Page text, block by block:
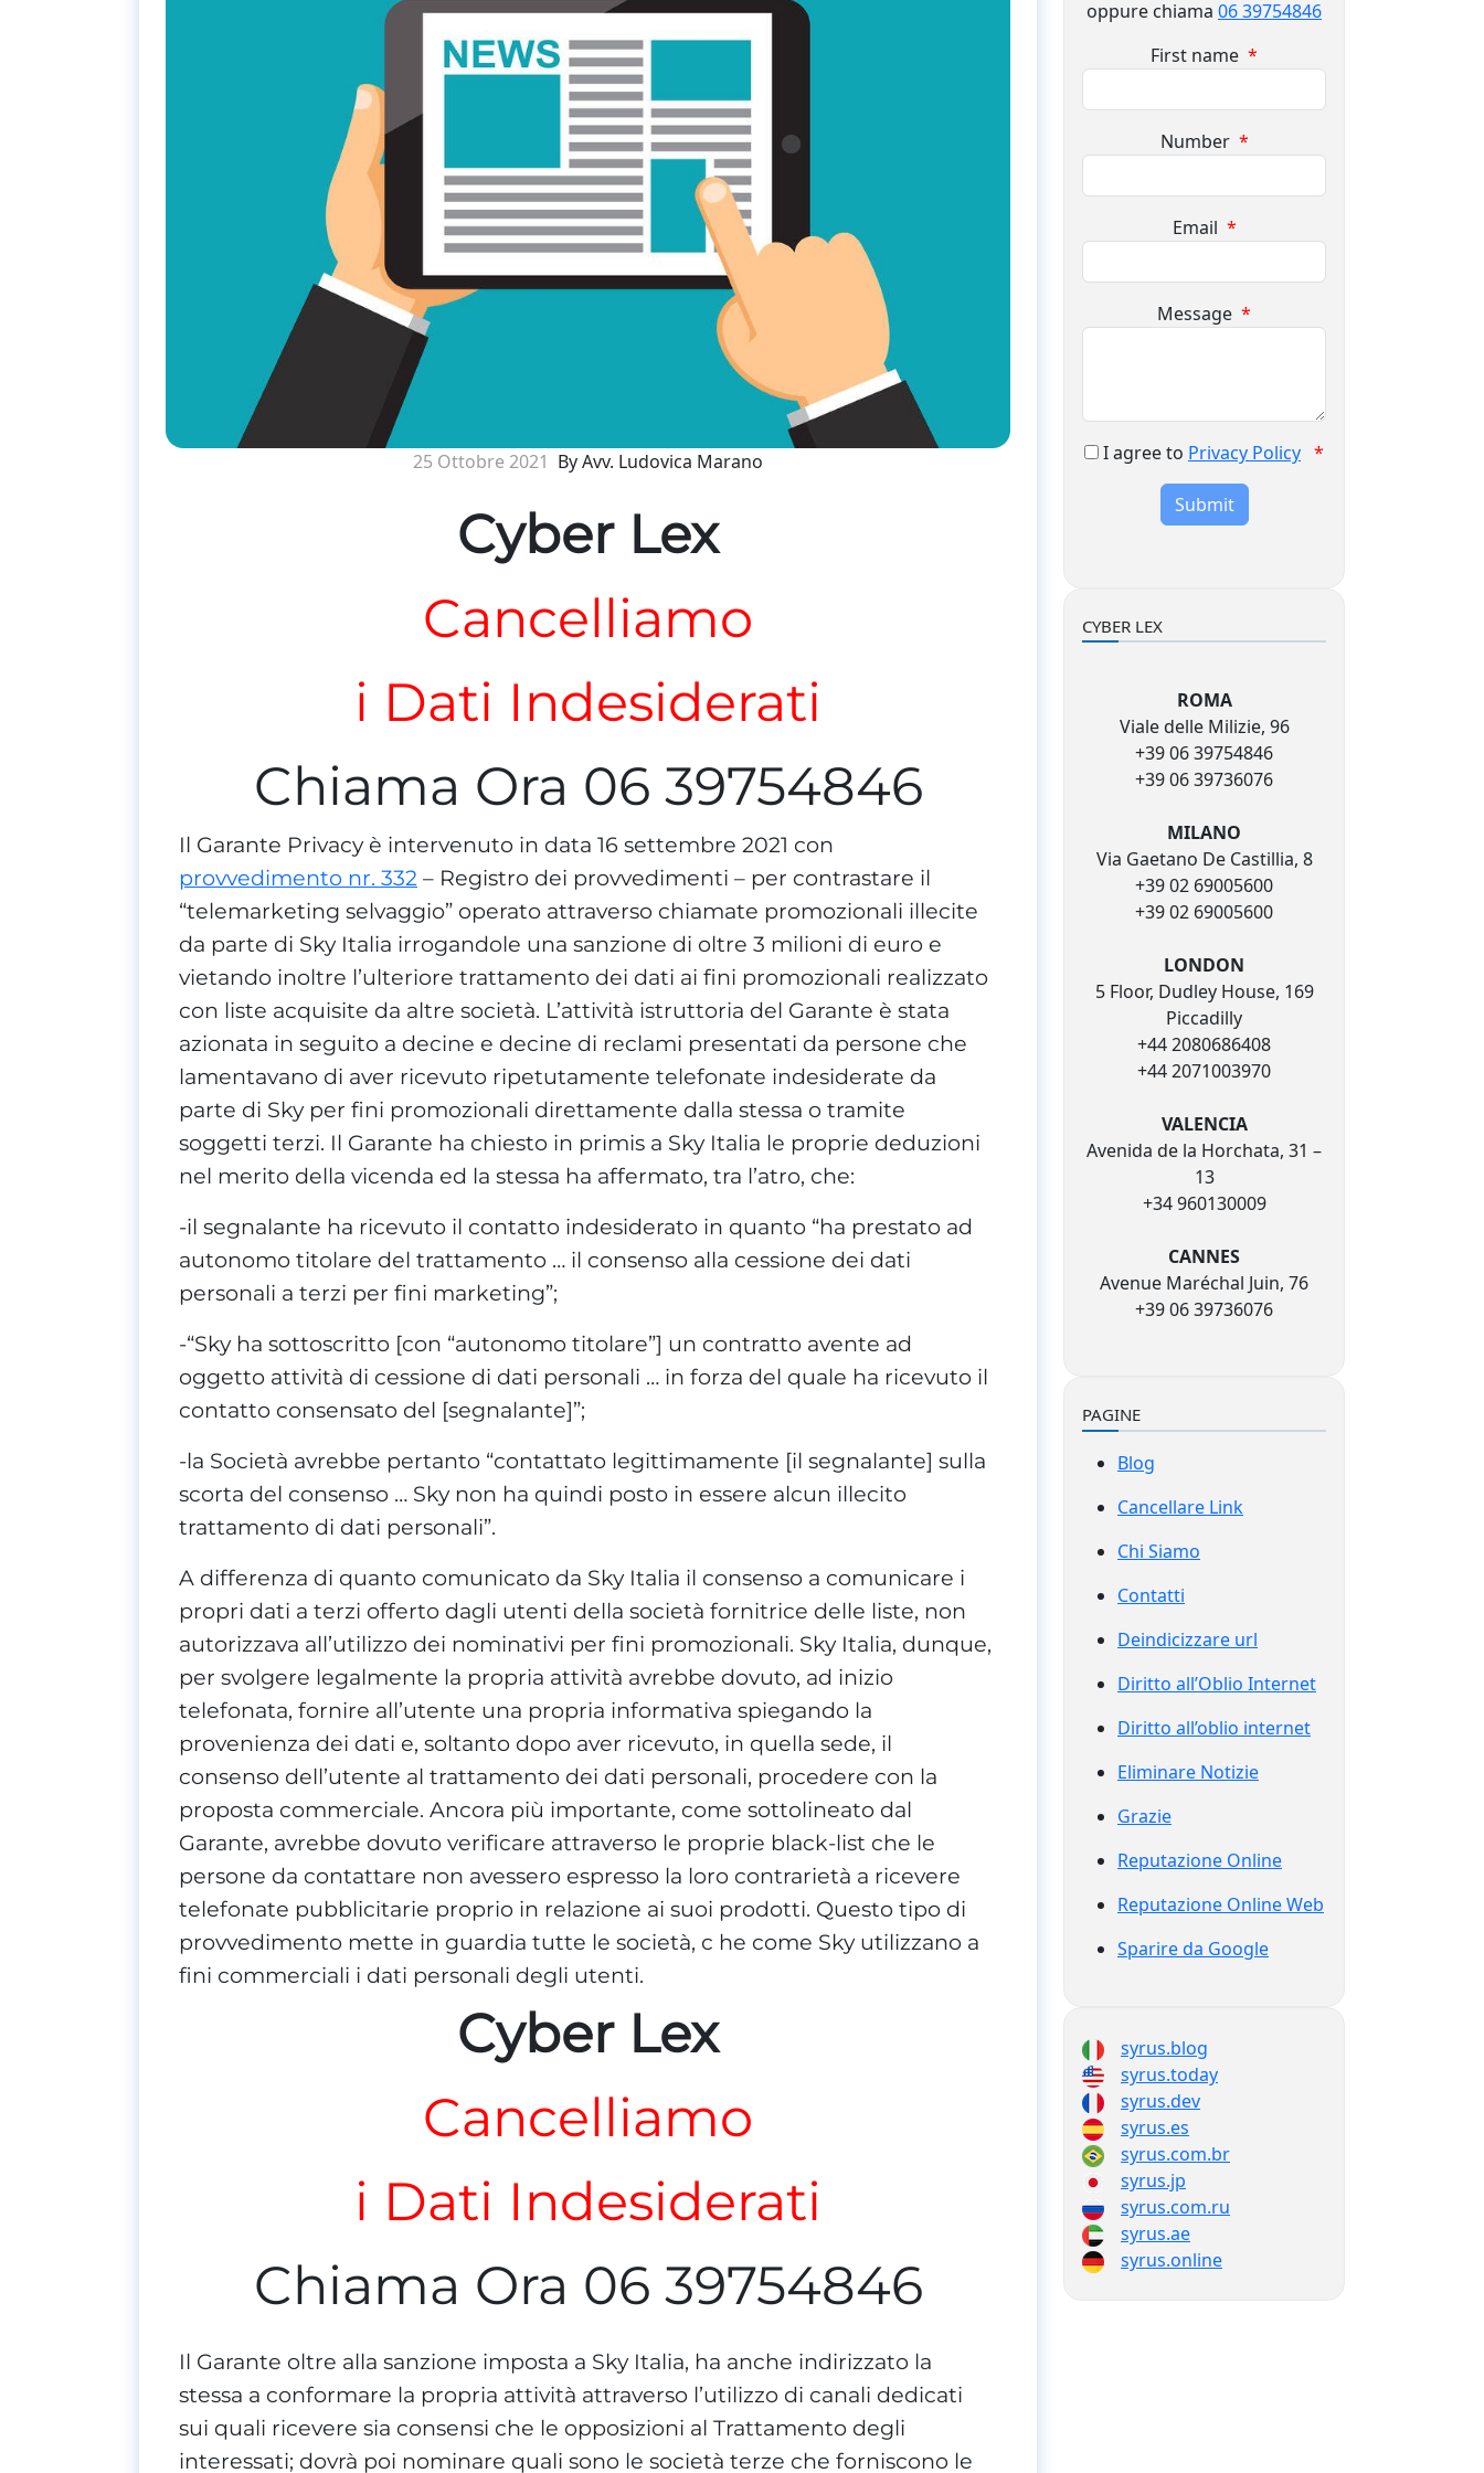
25 Ottobre 2021 By Avv. Ludovica Marano
Cyber Lex
Cancelliamo
i Dati Indesiderati
Chiama Ora 06 39754846
Il Garante Privacy è intervenuto in data 16 settembre 2021 con
provvedimento nr. 332 – Registro dei provvedimenti – per contrastare il
“telemarketing selvaggio” operato attraverso chiamate promozionali illecite
da parte di Sky Italia irrogandole una sanzione di oltre 3 milioni di euro e
vietando inoltre l’ulteriore trattamento dei dati ai fini promozionali realizzato
con liste acquisite da altre società. L’attività istruttoria del Garante è stata
azionata in seguito a decine e decine di reclami presentati da persone che
lamentavano di aver ricevuto ripetutamente telefonate indesiderate da
parte di Sky per fini promozionali direttamente dalla stessa o tramite
soggetti terzi. Il Garante ha chiesto in primis a Sky Italia le proprie deduzioni
nel merito della vicenda ed la stessa ha affermato, tra l’atro, che:
-il segnalante ha ricevuto il contatto indesiderato in quanto “ha prestato ad
autonomo titolare del trattamento … il consenso alla cessione dei dati
personali a terzi per fini marketing”;
-“Sky ha sottoscritto [con “autonomo titolare”] un contratto avente ad
oggetto attività di cessione di dati personali … in forza del quale ha ricevuto il
contatto consensato del [segnalante]”;
-la Società avrebbe pertanto “contattato legittimamente [il segnalante] sulla
scorta del consenso … Sky non ha quindi posto in essere alcun illecito
trattamento di dati personali”.
A differenza di quanto comunicato da Sky Italia il consenso a comunicare i
propri dati a terzi offerto dagli utenti della società fornitrice delle liste, non
autorizzava all’utilizzo dei nominativi per fini promozionali. Sky Italia, dunque,
per svolgere legalmente la propria attività avrebbe dovuto, ad inizio
telefonata, fornire all’utente una propria informativa spiegando la
provenienza dei dati e, soltanto dopo aver ricevuto, in quella sede, il
consenso dell’utente al trattamento dei dati personali, procedere con la
proposta commerciale. Ancora più importante, come sottolineato dal
Garante, avrebbe dovuto verificare attraverso le proprie black-list che le
persone da contattare non avessero espresso la loro contrarietà a ricevere
telefonate pubblicitarie proprio in relazione ai suoi prodotti. Questo tipo di
provvedimento mette in guardia tutte le società, c he come Sky utilizzano a
fini commerciali i dati personali degli utenti.
Cyber Lex
Cancelliamo
i Dati Indesiderati
Chiama Ora 06 39754846
Il Garante oltre alla sanzione imposta a Sky Italia, ha anche indirizzato la
stessa a conformare la propria attività attraverso l’utilizzo di canali dedicati
sui quali ricevere sia consensi che le opposizioni al Trattamento degli
interessati; dovrà poi nominare quali sono le società terze che forniscono le
oppure chiama 06 39754846
First name *
Number *
Email *
Message *
I agree to Privacy Policy *
Submit
CYBER LEX
ROMA
Viale delle Milizie, 96
+39 06 39754846
+39 06 39736076
MILANO
Via Gaetano De Castillia, 8
+39 02 69005600
+39 02 69005600
LONDON
5 Floor, Dudley House, 169
Piccadilly
+44 2080686408
+44 2071003970
VALENCIA
Avenida de la Horchata, 31 –
13
+34 960130009
CANNES
Avenue Maréchal Juin, 76
+39 06 39736076
PAGINE
Blog
Cancellare Link
Chi Siamo
Contatti
Deindicizzare url
Diritto all’Oblio Internet
Diritto all’oblio internet
Eliminare Notizie
Grazie
Reputazione Online
Reputazione Online Web
Sparire da Google
syrus.blog
syrus.today
syrus.dev
syrus.es
syrus.com.br
syrus.jp
syrus.com.ru
syrus.ae
syrus.online